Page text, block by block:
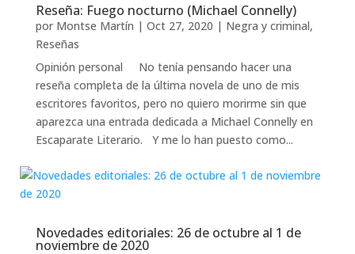
Reseña: Fuego nocturno (Michael Connelly)
por Montse Martín | Oct 27, 2020 | Negra y criminal,
Reseñas
Opinión personal No tenía pensando hacer una
reseña completa de la última novela de uno de mis
escritores favoritos, pero no quiero morirme sin que
aparezca una entrada dedicada a Michael Connelly en
Escaparate Literario. Y me lo han puesto como...
Novedades editoriales: 26 de octubre al 1 de
noviembre de 2020